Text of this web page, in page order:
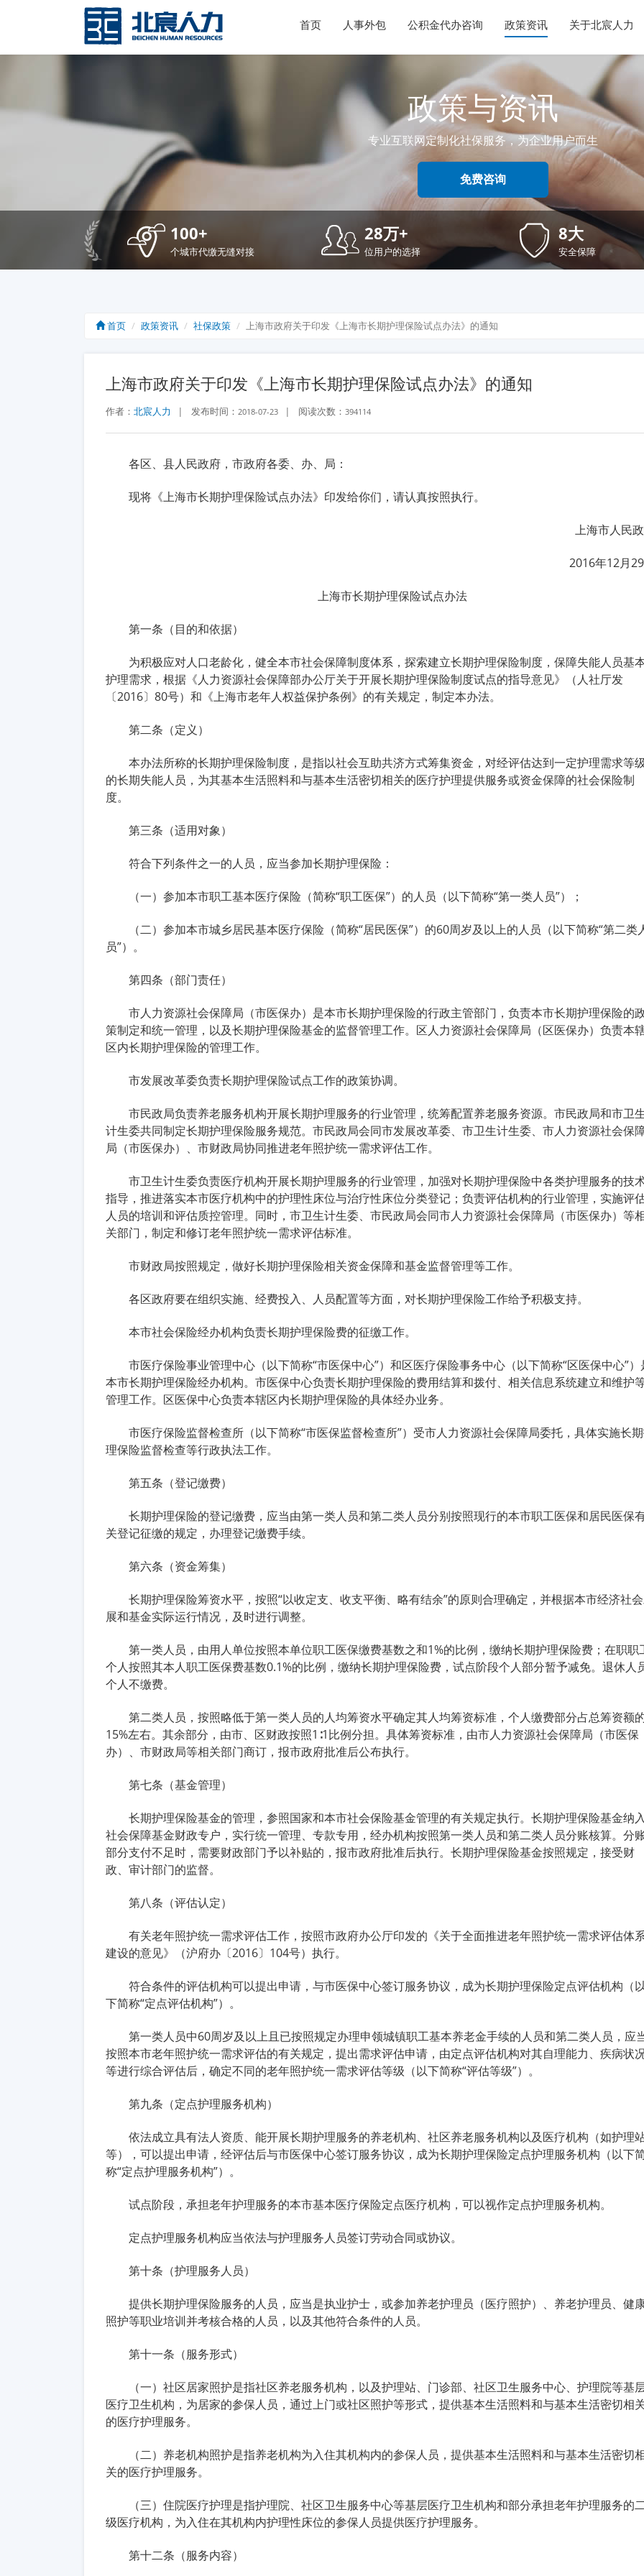
首页 人事外包 公积金代办咨询 政策资讯 关于北宸人力
政策与资讯
专业互联网定制化社保服务，为企业用户而生
免费咨询
100+
个城市代缴无缝对接
28万+
位用户的选择
8大
安全保障
首页 政策资讯 社保政策 上海市政府关于印发《上海市长期护理保险试点办法》的通知
上海市政府关于印发《上海市长期护理保险试点办法》的通知
作者： 北宸人力 | 发布时间： 2018-07-23 | 阅读次数： 394114
各区、县人民政府，市政府各委、办、局：
现将《上海市长期护理保险试点办法》印发给你们，请认真按照执行。
上海市人民
2016年12月
上海市长期护理保险试点办法
第一条（目的和依据）
为积极应对人口老龄化，健全本市社会保障制度体系，探索建立长期护理保险制度，保障失能人员基
护理需求，根据《人力资源社会保障部办公厅关于开展长期护理保险制度试点的指导意见》（人社厅发
〔2016〕80号）和《上海市老年人权益保护条例》的有关规定，制定本办法。
第二条（定义）
本办法所称的长期护理保险制度，是指以社会互助共济方式筹集资金，对经评估达到一定护理需求等
的长期失能人员，为其基本生活照料和与基本生活密切相关的医疗护理提供服务或资金保障的社会保险制
度。
第三条（适用对象）
符合下列条件之一的人员，应当参加长期护理保险：
（一）参加本市职工基本医疗保险（简称“职工医保”）的人员（以下简称“第一类人员”）；
（二）参加本市城乡居民基本医疗保险（简称“居民医保”）的60周岁及以上的人员（以下简称“第二类
员”）。
第四条（部门责任）
市人力资源社会保障局（市医保办）是本市长期护理保险的行政主管部门，负责本市长期护理保险的
策制定和统一管理，以及长期护理保险基金的监督管理工作。区人力资源社会保障局（区医保办）负责本
区内长期护理保险的管理工作。
市发展改革委负责长期护理保险试点工作的政策协调。
市民政局负责养老服务机构开展长期护理服务的行业管理，统筹配置养老服务资源。市民政局和市卫
计生委共同制定长期护理保险服务规范。市民政局会同市发展改革委、市卫生计生委、市人力资源社会保
局（市医保办）、市财政局协同推进老年照护统一需求评估工作。
市卫生计生委负责医疗机构开展长期护理服务的行业管理，加强对长期护理保险中各类护理服务的技
指导，推进落实本市医疗机构中的护理性床位与治疗性床位分类登记；负责评估机构的行业管理，实施评
人员的培训和评估质控管理。同时，市卫生计生委、市民政局会同市人力资源社会保障局（市医保办）等
关部门，制定和修订老年照护统一需求评估标准。
市财政局按照规定，做好长期护理保险相关资金保障和基金监督管理等工作。
各区政府要在组织实施、经费投入、人员配置等方面，对长期护理保险工作给予积极支持。
本市社会保险经办机构负责长期护理保险费的征缴工作。
市医疗保险事业管理中心（以下简称“市医保中心”）和区医疗保险事务中心（以下简称“区医保中心”）
本市长期护理保险经办机构。市医保中心负责长期护理保险的费用结算和拨付、相关信息系统建立和维护
管理工作。区医保中心负责本辖区内长期护理保险的具体经办业务。
市医疗保险监督检查所（以下简称“市医保监督检查所”）受市人力资源社会保障局委托，具体实施长
理保险监督检查等行政执法工作。
第五条（登记缴费）
长期护理保险的登记缴费，应当由第一类人员和第二类人员分别按照现行的本市职工医保和居民医保
关登记征缴的规定，办理登记缴费手续。
第六条（资金筹集）
长期护理保险筹资水平，按照“以收定支、收支平衡、略有结余”的原则合理确定，并根据本市经济社
展和基金实际运行情况，及时进行调整。
第一类人员，由用人单位按照本单位职工医保缴费基数之和1%的比例，缴纳长期护理保险费；在职职
个人按照其本人职工医保费基数0.1%的比例，缴纳长期护理保险费，试点阶段个人部分暂予减免。退休人
个人不缴费。
第二类人员，按照略低于第一类人员的人均筹资水平确定其人均筹资标准，个人缴费部分占总筹资额
15%左右。其余部分，由市、区财政按照1∶1比例分担。具体筹资标准，由市人力资源社会保障局（市医保
办）、市财政局等相关部门商订，报市政府批准后公布执行。
第七条（基金管理）
长期护理保险基金的管理，参照国家和本市社会保险基金管理的有关规定执行。长期护理保险基金纳入
社会保障基金财政专户，实行统一管理、专款专用，经办机构按照第一类人员和第二类人员分账核算。分
部分支付不足时，需要财政部门予以补贴的，报市政府批准后执行。长期护理保险基金按照规定，接受财
政、审计部门的监督。
第八条（评估认定）
有关老年照护统一需求评估工作，按照市政府办公厅印发的《关于全面推进老年照护统一需求评估体
建设的意见》（沪府办〔2016〕104号）执行。
符合条件的评估机构可以提出申请，与市医保中心签订服务协议，成为长期护理保险定点评估机构（
下简称“定点评估机构”）。
第一类人员中60周岁及以上且已按照规定办理申领城镇职工基本养老金手续的人员和第二类人员，应
按照本市老年照护统一需求评估的有关规定，提出需求评估申请，由定点评估机构对其自理能力、疾病状
等进行综合评估后，确定不同的老年照护统一需求评估等级（以下简称“评估等级”）。
第九条（定点护理服务机构）
依法成立具有法人资质、能开展长期护理服务的养老机构、社区养老服务机构以及医疗机构（如护理
等），可以提出申请，经评估后与市医保中心签订服务协议，成为长期护理保险定点护理服务机构（以下
称“定点护理服务机构”）。
试点阶段，承担老年护理服务的本市基本医疗保险定点医疗机构，可以视作定点护理服务机构。
定点护理服务机构应当依法与护理服务人员签订劳动合同或协议。
第十条（护理服务人员）
提供长期护理保险服务的人员，应当是执业护士，或参加养老护理员（医疗照护）、养老护理员、健
照护等职业培训并考核合格的人员，以及其他符合条件的人员。
第十一条（服务形式）
（一）社区居家照护是指社区养老服务机构，以及护理站、门诊部、社区卫生服务中心、护理院等基
医疗卫生机构，为居家的参保人员，通过上门或社区照护等形式，提供基本生活照料和与基本生活密切相
的医疗护理服务。
（二）养老机构照护是指养老机构为入住其机构内的参保人员，提供基本生活照料和与基本生活密切
关的医疗护理服务。
（三）住院医疗护理是指护理院、社区卫生服务中心等基层医疗卫生机构和部分承担老年护理服务的
级医疗机构，为入住在其机构内护理性床位的参保人员提供医疗护理服务。
第十二条（服务内容）